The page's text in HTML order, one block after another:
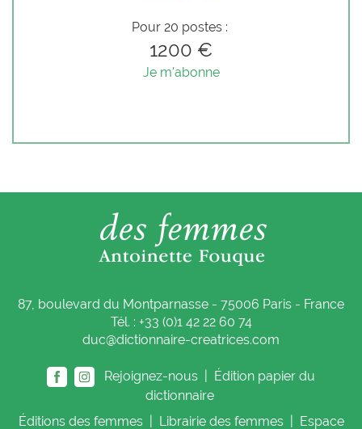
Pour 20 postes :
1200 €
Je m'abonne
87, boulevard du Montparnasse - 75006 Paris - France
Tél. : +33 (0)1 42 22 60 74
duc@dictionnaire-creatrices.com
Rejoignez-nous |
Édition papier du
dictionnaire
Éditions des femmes Librairie des femmes Espace